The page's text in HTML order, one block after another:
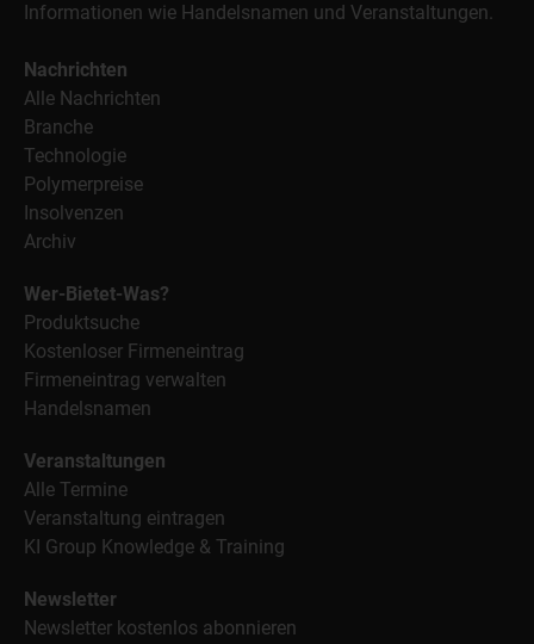
Informationen wie Handelsnamen und Veranstaltungen.
Nachrichten
Alle Nachrichten
Branche
Technologie
Polymerpreise
Insolvenzen
Archiv
Wer-Bietet-Was?
Produktsuche
Kostenloser Firmeneintrag
Firmeneintrag verwalten
Handelsnamen
Veranstaltungen
Alle Termine
Veranstaltung eintragen
KI Group Knowledge & Training
Newsletter
Newsletter kostenlos abonnieren